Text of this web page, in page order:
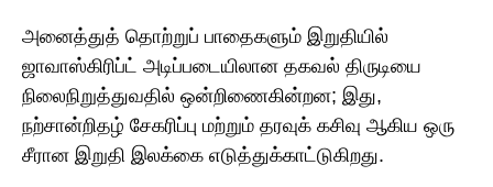
அனைத்துத் தொற்றுப் பாதைகளும் இறுதியில்
ஜாவாஸ்கிரிப்ட் அடிப்படையிலான தகவல் திருடியை
நிலைநிறுத்துவதில் ஒன்றிணைகின்றன; இது,
நற்சான்றிதழ் சேகரிப்பு மற்றும் தரவுக் கசிவு ஆகிய ஒரு
சீரான இறுதி இலக்கை எடுத்துக்காட்டுகிறது.